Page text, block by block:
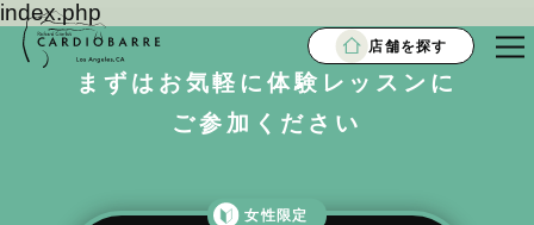
店舗を探す
index.php
まずはお気軽に体験レッスンに
ご参加ください
女性限定